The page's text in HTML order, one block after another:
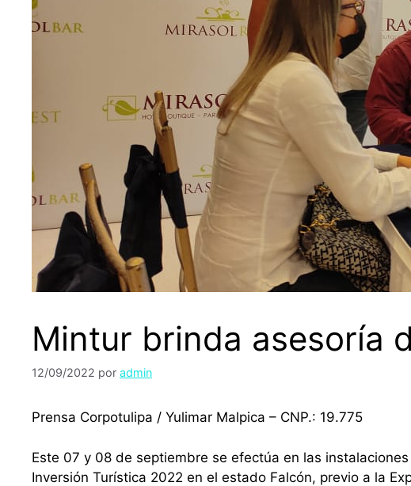
Mintur brinda asesoría
12/09/2022 por admin
Prensa Corpotulipa / Yulimar Malpica – CNP.: 19.775
Este 07 y 08 de septiembre se efectúa en las
Inversión Turística 2022 en el estado Falcón, previo a la